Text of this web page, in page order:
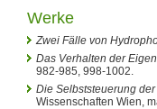
Werke
Zwei Fälle von
Das Verhalten der
982-985, 998-1002.
Die Selbststeuerung
Wissenschaften Wien,